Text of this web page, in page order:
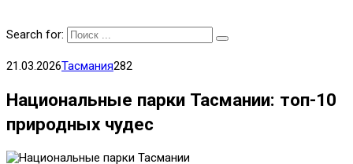
Search for:
21.03.2026Тасмания282
Национальные парки Тасмании: топ-10
природных чудес